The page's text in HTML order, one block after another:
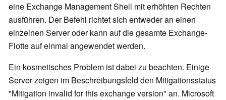
eine Exchange Management Shell mit erhöhten Rechten
ausführen. Der Befehl richtet sich entweder an einen
einzelnen Server oder kann auf die gesamte Exchange-
Flotte auf einmal angewendet werden.
Ein kosmetisches Problem ist dabei zu beachten. Einige
Server zeigen im Beschreibungsfeld den Mitigationsstatus
"Mitigation invalid for this exchange version" an. Microsoft